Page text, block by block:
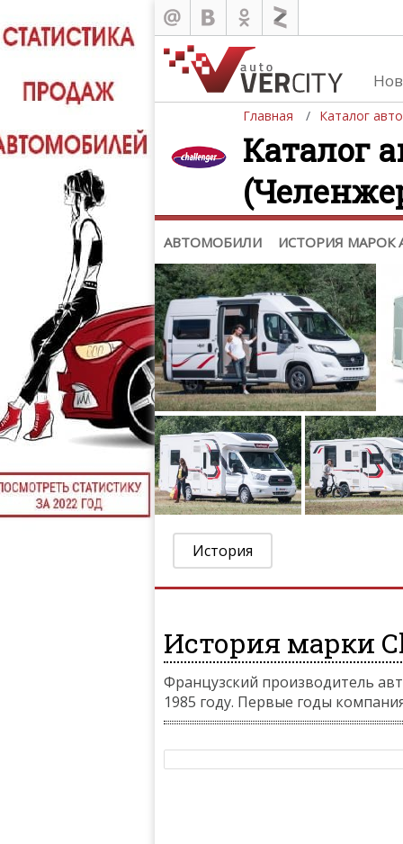
Главная Каталог
Каталог
АВТОМОБИЛИ ИСТОРИЯ МАРОК
Каталог
Автомобили
История марок автомобилей
История
История марки
Французский производитель
1985 году. Первые годы